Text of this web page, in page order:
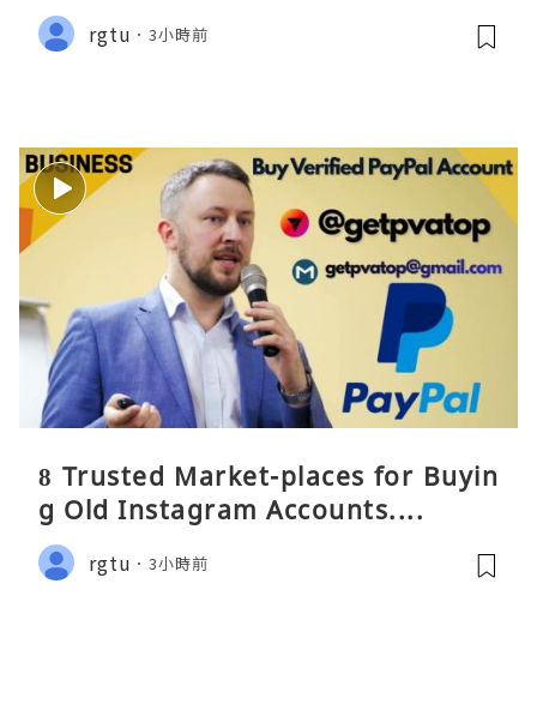
rgtu 3小時前
8 Trusted Market-places for Buyin
g Old Instagram Accounts....
rgtu 3小時前